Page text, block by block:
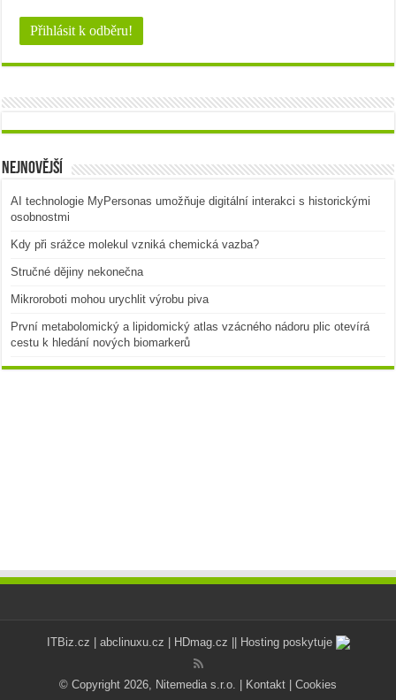
Nejnovější
AI technologie MyPersonas umožňuje digitální interakci s historickými
osobnostmi
Kdy při srážce molekul vzniká chemická vazba?
Stručné dějiny nekonečna
Mikroroboti mohou urychlit výrobu piva
První metabolomický a lipidomický atlas vzácného nádoru plic otevírá
cestu k hledání nových biomarkerů
ITBiz.cz abclinuxu.cz HDmag.cz || Hosting poskytuje
© Copyright 2026, Nitemedia s.r.o. | Kontakt Cookies